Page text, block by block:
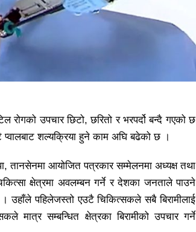
रोगको उपचार छिटो, छरितो र भरपर्दो बन्दै गएको छ
प्वालबाट शल्यक्रिया हुने काम अघि बढेको छ ।
तानसेनमा आयोजित पत्रकार सम्मेलनमा अध्यक्ष तथा
क्षेत्रमा अवलम्बन गर्ने र देशका जनताले पाउने
। उहाँले पहिलेजस्तो एउटै चिकित्सकले सबै बिरामीलाई
मात्र सम्बन्धित क्षेत्रका बिरामीको उपचार गर्ने